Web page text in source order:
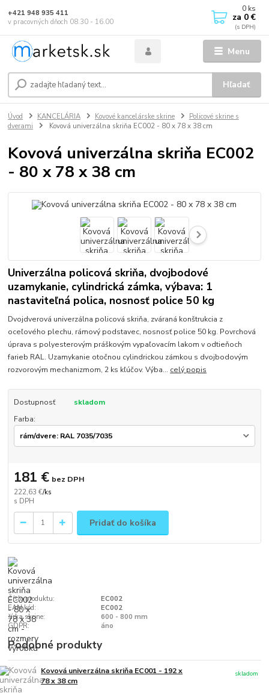
Menu
Hľadať
+421 948 935 411
v pracovných dňoch 08.30 - 16.00
0 ks
za 0 €
Úvod KANCELÁRIA Kovové kancelárske skrine
Policové skrine s
dverami
Kovová univerzálna skriňa EC002 - 80 x 78 x 38 cm
Kovová univerzálna skriňa EC002
- 80 x 78 x 38 cm
Univerzálna policová skriňa, dvojbodové
uzamykanie, cylindrická zámka, výbava: 1
nastaviteľná polica, nosnosť police 50 kg
Dvojdverová univerzálna policová skriňa, zváraná konštrukcia z
oceľového plechu, rámový podstavec, nosnosť police 50 kg. Povrchová
úprava s polyesterovým práškovým vypaľovacím lakom v odtieňoch
farieb RAL. Uzamykanie otočnou cylindrickou zámkou s dvojbodovým
rozvorovým mechanizmom, 2 ks kľúčov. Výba... celý popis
Dostupnosť
skladom
Farba:
222,63 €/ks
181 € bez DPH
Pridať do košíka
Číslo produktu:
EC002
EAN kód:
EC002
šírka skrine:
600 - 800 mm
GDPR:
áno
Podobné produkty
Kovová univerzálna skriňa EC001 - 192 x
78 x 38 cm
skladom